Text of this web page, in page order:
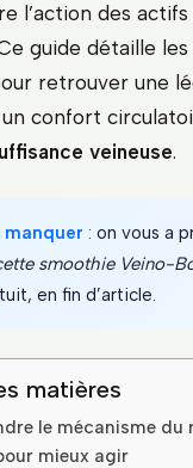
l’action des actifs
guide détaille
retrouver une
confort
veineuse.
manquer : on vous a
smoothie Veino-
en fin d’article.
matières
le mécanisme du
mieux agir